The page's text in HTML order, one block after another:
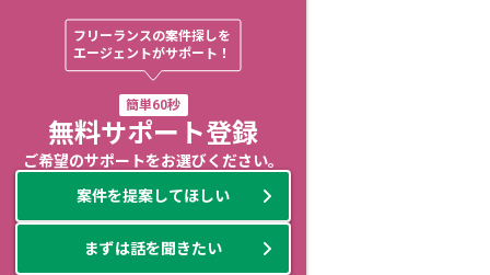
フリーランスの案件探しを
エージェントがサポート！
簡単60秒
無料サポート登録
ご希望のサポートをお選びください。
案件を提案してほしい
まずは話を聞きたい